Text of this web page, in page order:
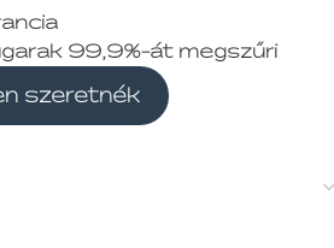
99,9%-át megszűri
szeretnék